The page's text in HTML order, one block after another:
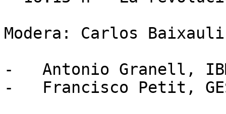
Modera: Carlos Baixauli
-   Antonio Granell,
-   Francisco Petit,